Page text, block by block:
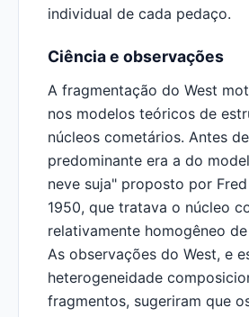
individual de cada pedaço.
Ciência e observações
A fragmentação do West
nos modelos teóricos de
núcleos cometários. Antes
predominante era a do
neve suja" proposto por
1950, que tratava o núcleo
relativamente homogêneo
As observações do West, e
heterogeneidade
fragmentos, sugeriram que